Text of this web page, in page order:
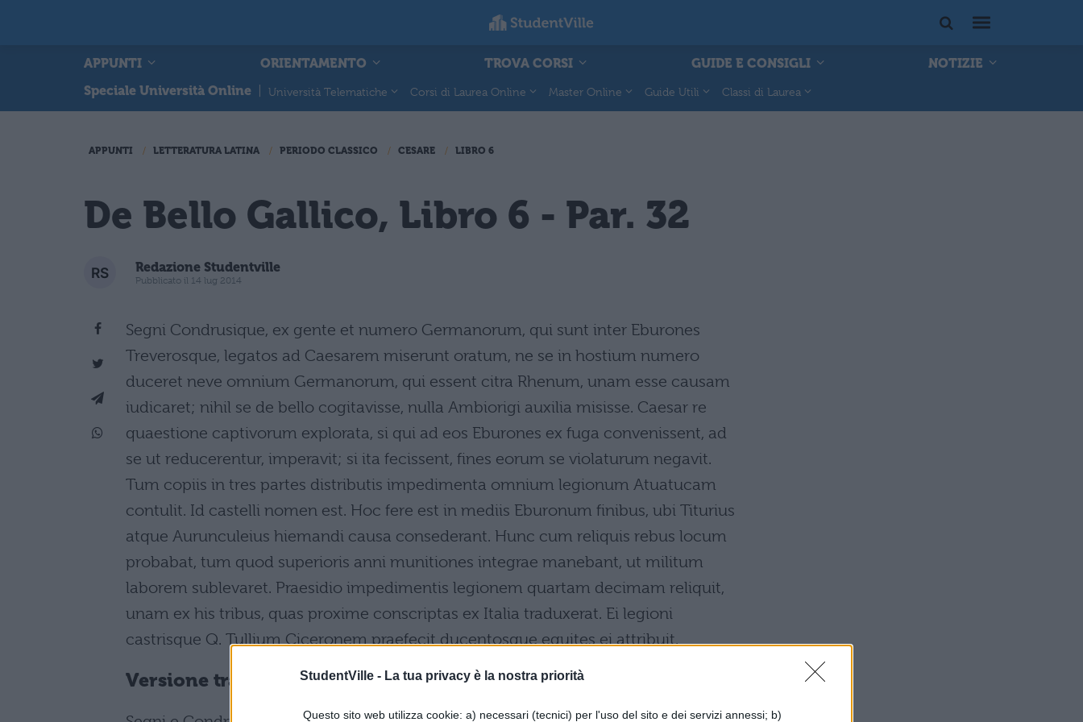
StudentVille - La tua privacy è la nostra priorità
Questo sito web utilizza cookie: a) necessari (tecnici) per l'uso del sito e dei servizi annessi; b)
APPUNTI ORIENTAMENTO TROVA CORSI GUIDE E CONSIGLI
NOTIZIE
Speciale Università Online
Università Telematiche Corsi di Laurea Online Master Online Guide Utili Classi di Laurea
APPUNTI LETTERATURA LATINA PERIODO CLASSICO CESARE LIBRO 6
De Bello Gallico, Libro 6 - Par. 32
Redazione Studentville
Pubblicato il 14 lug 2014
Segni Condrusique, ex gente et numero Germanorum, qui sunt inter Eburones
Treverosque, legatos ad Caesarem miserunt oratum, ne se in hostium numero
duceret neve omnium Germanorum, qui essent citra Rhenum, unam esse causam
iudicaret; nihil se de bello cogitavisse, nulla Ambiorigi auxilia misisse. Caesar re
quaestione captivorum explorata, si qui ad eos Eburones ex fuga convenissent, ad
se ut reducerentur, imperavit; si ita fecissent, fines eorum se violaturum negavit.
Tum copiis in tres partes distributis impedimenta omnium legionum Atuatucam
contulit. Id castelli nomen est. Hoc fere est in mediis Eburonum finibus, ubi Titurius
atque Aurunculeius hiemandi causa consederant. Hunc cum reliquis rebus locum
probabat, tum quod superioris anni munitiones integrae manebant, ut militum
laborem sublevaret. Praesidio impedimentis legionem quartam decimam reliquit,
unam ex his tribus, quas proxime conscriptas ex Italia traduxerat. Ei legioni
castrisque Q. Tullium Ciceronem praefecit ducentosque equites ei attribuit.
Versione tradotta